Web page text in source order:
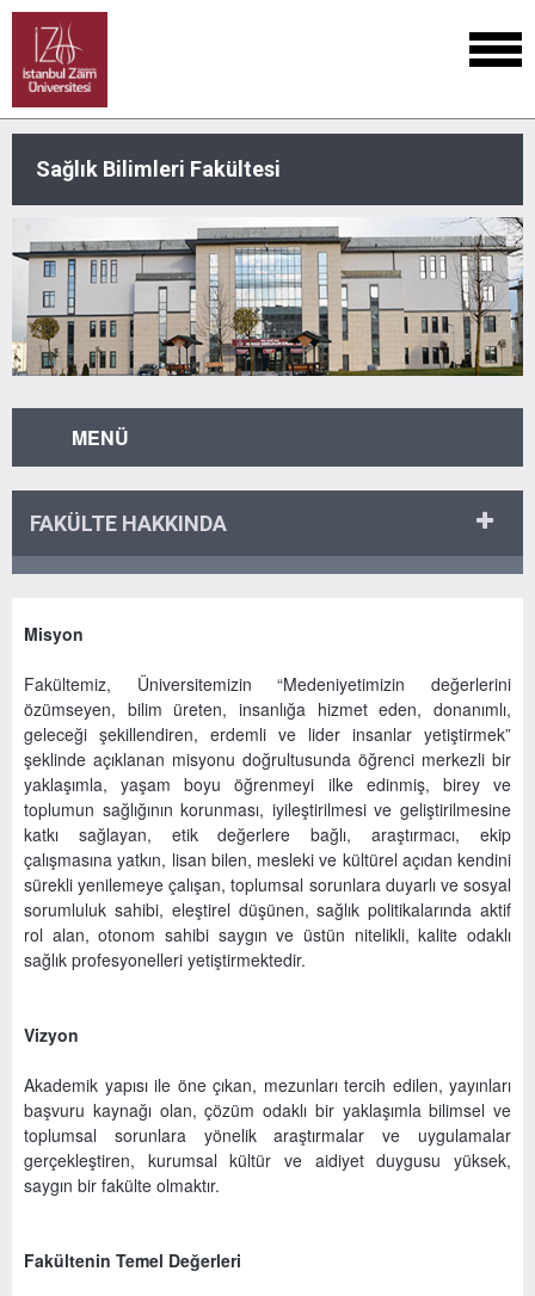
Sağlık Bilimleri Fakültesi
MENÜ
FAKÜLTE HAKKINDA
Misyon
Fakültemiz, Üniversitemizin “Medeniyetimizin değerlerini
özümseyen, bilim üreten, insanlığa hizmet eden, donanımlı,
geleceği şekillendiren, erdemli ve lider insanlar yetiştirmek”
şeklinde açıklanan misyonu doğrultusunda öğrenci merkezli bir
yaklaşımla, yaşam boyu öğrenmeyi ilke edinmiş, birey ve
toplumun sağlığının korunması, iyileştirilmesi ve geliştirilmesine
katkı sağlayan, etik değerlere bağlı, araştırmacı, ekip
çalışmasına yatkın, lisan bilen, mesleki ve kültürel açıdan kendini
sürekli yenilemeye çalışan, toplumsal sorunlara duyarlı ve sosyal
sorumluluk sahibi, eleştirel düşünen, sağlık politikalarında aktif
rol alan, otonom sahibi saygın ve üstün nitelikli, kalite odaklı
sağlık profesyonelleri yetiştirmektedir.
Vizyon
Akademik yapısı ile öne çıkan, mezunları tercih edilen, yayınları
başvuru kaynağı olan, çözüm odaklı bir yaklaşımla bilimsel ve
toplumsal sorunlara yönelik araştırmalar ve uygulamalar
gerçekleştiren, kurumsal kültür ve aidiyet duygusu yüksek,
saygın bir fakülte olmaktır.
Fakültenin Temel Değerleri